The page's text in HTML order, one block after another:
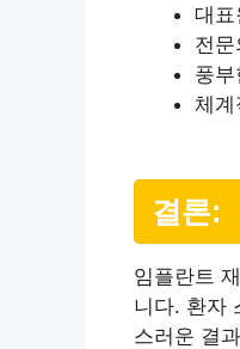
대표
전
풍
체
결론:
임플란트
니다. 환자
스러운 결